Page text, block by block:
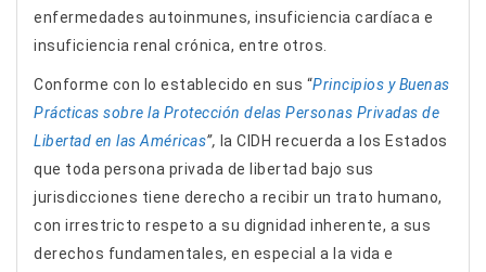
enfermedades autoinmunes, insuficiencia cardíaca e
insuficiencia renal crónica, entre otros.
Conforme con lo establecido en sus “Principios y Buenas
Prácticas sobre la Protección delas Personas Privadas de
Libertad en las Américas”, la CIDH recuerda a los Estados
que toda persona privada de libertad bajo sus
jurisdicciones tiene derecho a recibir un trato humano,
con irrestricto respeto a su dignidad inherente, a sus
derechos fundamentales, en especial a la vida e